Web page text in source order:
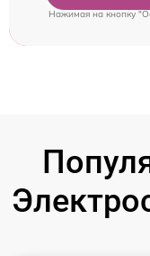
Нажимая на кнопку